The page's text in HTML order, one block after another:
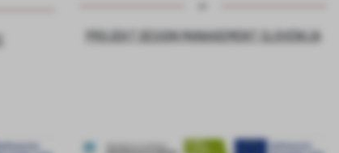
PROJEKT DESIGN MANAGEMENT SLOVENIJA